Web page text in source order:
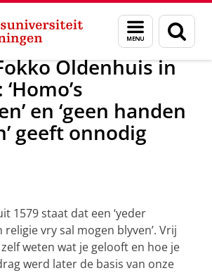
Menu
en
zoeken
Nieuws Nieuwsberichten
Oldenhuis in
en ‘geen handen
geeft onnodig
1579 staat dat een ‘yeder
vry sal mogen blyven’. Vrij
weten wat je gelooft en hoe je
werd later de basis van onze